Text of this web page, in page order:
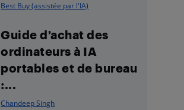
Best Buy (assistée par l'IA)
Guide d’achat des
ordinateurs à IA
portables et de bureau
:...
Chandeep Singh